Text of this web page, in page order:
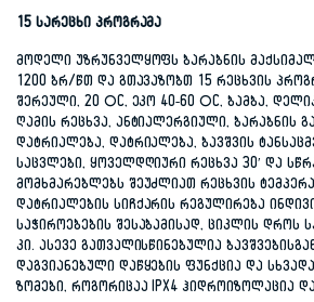
15 სარეცხი პროგრამა
მოდელი უზრუნველყოფს ბარაბნის
1200 ბრ/წთ და გთავაზობთ 15 რეცხვის
შერეული, 20 °C, ეკო 40-60 °C, ბამბა,
ღამის რეცხვა, ანტიალერგიული, ბარაბნის
დატრიალება, დატრიალება, ბავშვის
საცვლები, ყოველდღიური რეცხვა 30′ და
მომხმარებლებს შეუძლიათ რეცხვის
დატრიალების სიჩქარის რეგულირება
საჭიროებების შესაბამისად, ციკლის დროს
კი. ასევე გათვალისწინებულია
დაგვიანებული დაწყების ფუნქცია და
ზომები, როგორიცაა IPX4 ჰიდროიზოლაცია